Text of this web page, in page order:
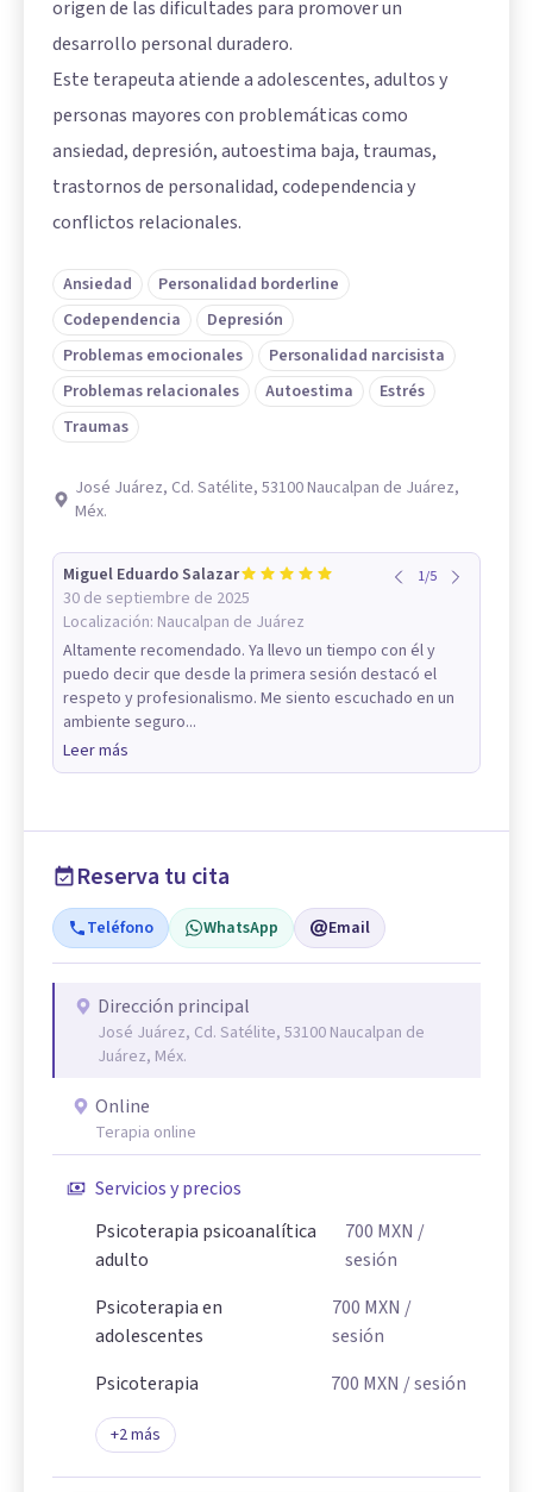
origen de las dificultades para promover un
desarrollo personal duradero.
Este terapeuta atiende a adolescentes, adultos y
personas mayores con problemáticas como
ansiedad, depresión, autoestima baja, traumas,
trastornos de personalidad, codependencia y
conflictos relacionales.
Ansiedad
Personalidad borderline
Codependencia
Depresión
Problemas emocionales
Personalidad narcisista
Problemas relacionales
Autoestima
Estrés
Traumas
José Juárez, Cd. Satélite, 53100 Naucalpan de Juárez,
Méx.
Miguel Eduardo Salazar
30 de septiembre de 2025
Localización: Naucalpan de Juárez
1/5
Altamente recomendado. Ya llevo un tiempo con él y
puedo decir que desde la primera sesión destacó el
respeto y profesionalismo. Me siento escuchado en un
ambiente seguro...
Leer más
Reserva tu cita
Teléfono WhatsApp Email
Dirección principal
José Juárez, Cd. Satélite, 53100 Naucalpan de
Juárez, Méx.
Online
Terapia online
Servicios y precios
Psicoterapia psicoanalítica
adulto
700 MXN /
sesión
Psicoterapia en
adolescentes
700 MXN /
sesión
Psicoterapia
700 MXN / sesión
+2más